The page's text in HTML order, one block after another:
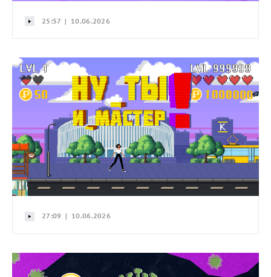
25:57 | 10.06.2026
27:09 | 10.06.2026